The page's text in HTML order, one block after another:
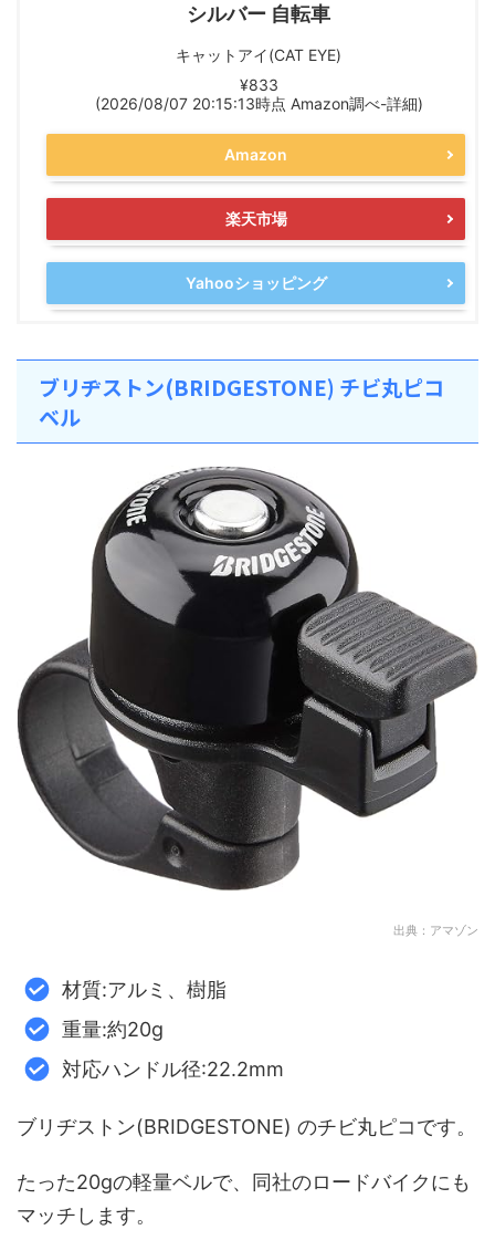
シルバー 自転車
キャットアイ(CAT EYE)
¥833
(2026/08/07 20:15:13時点 Amazon調べ-詳細)
Amazon
楽天市場
Yahooショッピング
ブリヂストン(BRIDGESTONE) チビ丸ピコ
ベル
出典：アマゾン
材質:アルミ、樹脂
重量:約20g
対応ハンドル径:22.2mm
ブリヂストン(BRIDGESTONE) のチビ丸ピコです。
たった20gの軽量ベルで、同社のロードバイクにも
マッチします。